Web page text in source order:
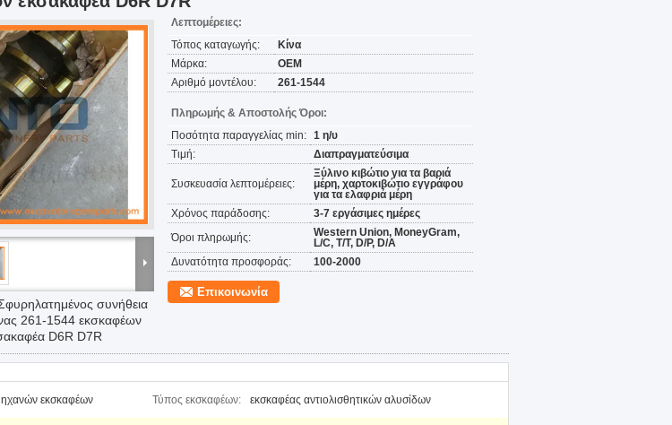
συνήθεια
261-1544 εκσκαφέων
D6R D7R
Λεπτομέρειες:
Τόπος καταγωγής:
Κίνα
Μάρκα:
OEM
Αριθμό μοντέλου:
261-1544
Πληρωμής & Αποστολής Όροι:
Ποσότητα παραγγελίας min: 1 η/υ
Τιμή:
Διαπραγματεύσιμα
Συσκευασία λεπτομέρειες:
Ξύλινο κιβώτιο για τα βαριά
μέρη, χαρτοκιβώτιο εγγράφου
για τα ελαφριά μέρη
Χρόνος παράδοσης:
3-7 εργάσιμες ημέρες
Όροι πληρωμής:
Western Union, MoneyGram,
L/C, T/T, D/P, D/A
Δυνατότητα προσφοράς:
100-2000
Επικοινωνία
εκσκαφέων Τύπος εκσκαφέων: εκσκαφέας αντιολισθητικών αλυσίδων